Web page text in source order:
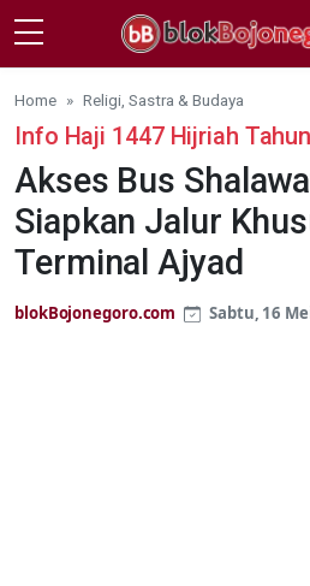
Skip to main content
Home Religi, Sastra & Budaya
Info Haji 1447 Hijriah
Akses Bus
Siapkan Jalur
Terminal Ajyad
blokBojonegoro.com Sabtu, 16